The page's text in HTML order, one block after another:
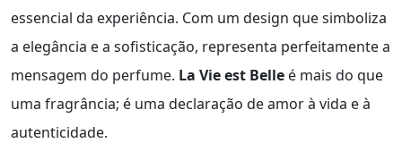
essencial da experiência. Com um design que simboliza
a elegância e a sofisticação, representa perfeitamente a
mensagem do perfume. La Vie est Belle é mais do que
uma fragrância; é uma declaração de amor à vida e à
autenticidade.